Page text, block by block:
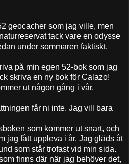
geocacher som jag ville, men
tack vare en odysse
under sommaren faktiskt.
på min egen 52-bok som jag
skriva en ny bok för Calazo!
ut någon gång i vår.
får ni inte. Jag vill bara
som kommer ut snart, och
jag fått uppleva i år. Jag gläds åt
som står trofast vid min sida.
finns där när jag behöver det,